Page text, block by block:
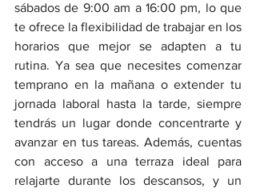
sábados de 9:00 am a 16:00 pm, lo que
te ofrece la flexibilidad de trabajar en los
horarios que mejor se adapten a tu
rutina. Ya sea que necesites comenzar
temprano en la mañana o extender tu
jornada laboral hasta la tarde, siempre
tendrás un lugar donde concentrarte y
avanzar en tus tareas. Además, cuentas
con acceso a una terraza ideal para
relajarte durante los descansos, y un